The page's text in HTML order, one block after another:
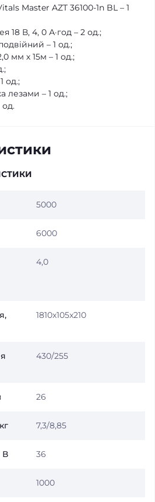
Master AZT 36100-1n BL – 1
18 В, 4, 0 А·год – 2 од.;
– 1 од.;
мм х 15м – 1 од.;
од.;
лезами – 1 од.;
5000
6000
4,0
1810x105x210
430/255
26
7,3/8,85
В 36
1000